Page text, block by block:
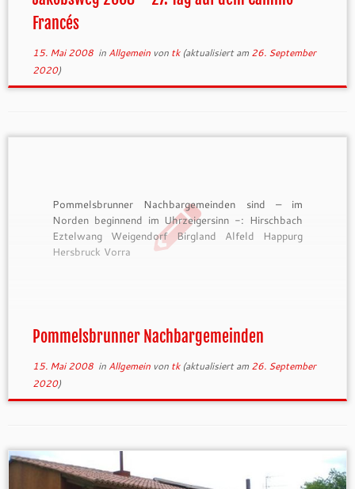
Francés
15. Mai 2008in Allgemein von tk(aktualisiert am 26. September
2020)
Pommelsbrunner Nachbargemeinden sind – im
Norden beginnend im Uhrzeigersinn -: Hirschbach
Eztelwang Weigendorf Birgland Alfeld Happurg
Hersbruck Vorra
Pommelsbrunner Nachbargemeinden
15. Mai 2008in Allgemein von tk(aktualisiert am 26. September
2020)